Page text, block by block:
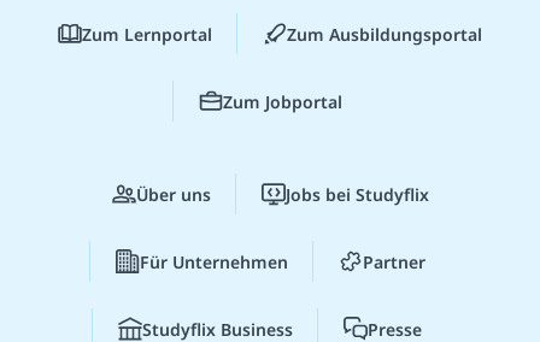
Zum Lernportal Zum Ausbildungsportal
Zum Jobportal
Über uns Jobs bei Studyflix
Für Unternehmen Partner
Studyflix Business Presse